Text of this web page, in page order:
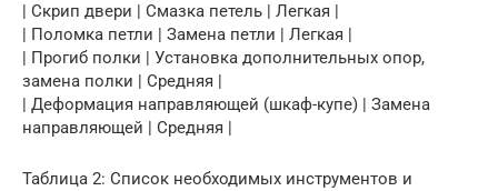
| Скрип двери | Смазка петель | Легкая |
| Поломка петли | Замена петли | Легкая |
| Прогиб полки | Установка дополнительных опор,
замена полки | Средняя |
| Деформация направляющей (шкаф-купе) | Замена
направляющей | Средняя |
Таблица 2: Список необходимых инструментов и